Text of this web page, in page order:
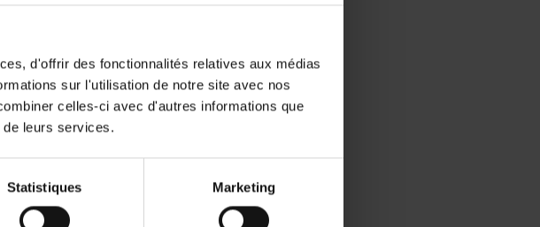
d'offrir des fonctionnalités relatives aux médias
sur l'utilisation de notre site avec nos
celles-ci avec d'autres informations que
leurs services.
Statistiques Marketing